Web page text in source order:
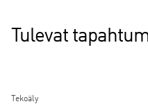
Tulevat
Tekoäly